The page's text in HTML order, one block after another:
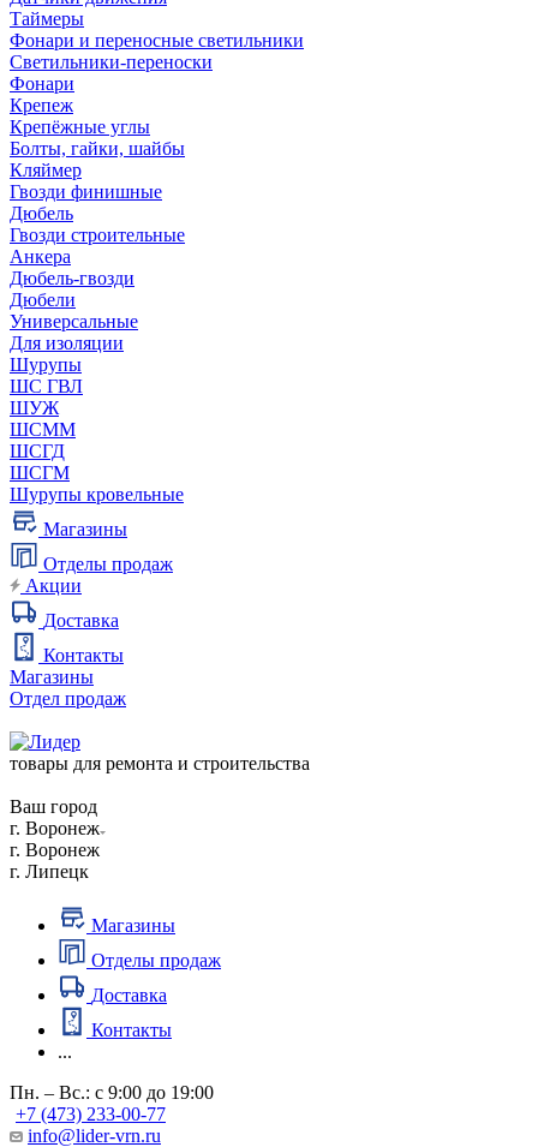
Таймеры
Фонари и переносные светильники
Светильники-переноски
Фонари
Крепеж
Крепёжные углы
Болты, гайки, шайбы
Кляймер
Гвозди финишные
Дюбель
Гвозди строительные
Анкера
Дюбель-гвозди
Дюбели
Универсальные
Для изоляции
Шурупы
ШС ГВЛ
ШУЖ
ШСММ
ШСГД
ШСГМ
Шурупы кровельные
Магазины
Отделы продаж
Акции
Доставка
Контакты
Магазины
Отдел продаж
товары для ремонта и строительства
Ваш город
г. Воронеж
г. Воронеж
г. Липецк
Магазины
Отделы продаж
Доставка
Контакты
...
Пн. – Вс.: с 9:00 до 19:00
+7 (473) 233-00-77
info@lider-vrn.ru